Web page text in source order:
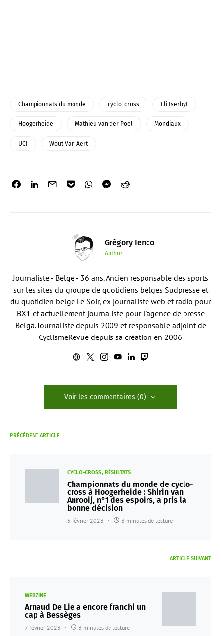
Championnats du monde cyclo-cross Eli Iserbyt
Hoogerheide Mathieu van der Poel Mondiaux
UCI Wout Van Aert
Grégory Ienco
Author
Journaliste - Belge - 36 ans. Ancien responsable des sports
sur les sites du groupe de quotidiens belges Sudpresse et
du quotidien belge Le Soir, ex-journaliste web et radio pour
BX1 et actuellement journaliste pour l'agence de presse
Belga. Journaliste depuis 2009 et responsable adjoint de
CyclismeRevue depuis sa création en 2006
Voir les commentaires (0)
PRÉCÉDENT ARTICLE
CYCLO-CROSS RÉSULTATS
Championnats du monde de cyclo-
cross à Hoogerheide : Shirin van
Anrooij, n°1 des espoirs, a pris la
bonne décision
5 février 2023 3 minutes de lecture
ARTICLE SUIVANT
WEBZINE
Arnaud De Lie a encore franchi un
cap à Bessèges
7 février 2023 3 minutes de lecture